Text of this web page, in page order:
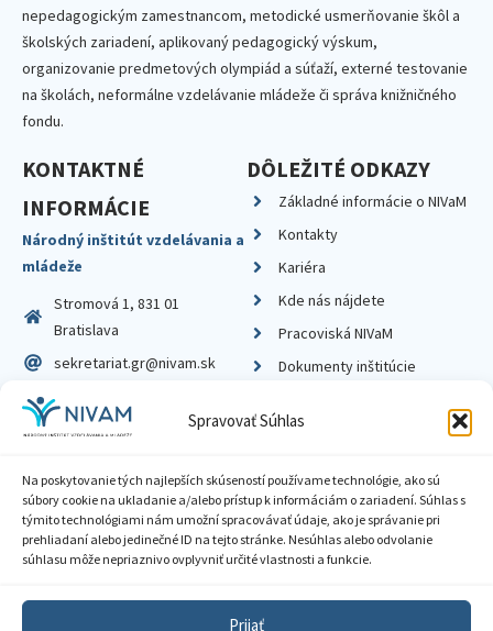
Spravovať Súhlas
Na poskytovanie tých najlepších skúseností používame technológie, ako sú
súbory cookie na ukladanie a/alebo prístup k informáciám o zariadení. Súhlas s
týmito technológiami nám umožní spracovávať údaje, ako je správanie pri
prehliadaní alebo jedinečné ID na tejto stránke. Nesúhlas alebo odvolanie
súhlasu môže nepriaznivo ovplyvniť určité vlastnosti a funkcie.
Prijať
nepedagogickým zamestnancom, metodické usmerňovanie škôl a
školských zariadení, aplikovaný pedagogický výskum,
organizovanie predmetových olympiád a súťaží, externé testovanie
na školách, neformálne vzdelávanie mládeže či správa knižničného
fondu.
KONTAKTNÉ
INFORMÁCIE
Národný inštitút vzdelávania a
mládeže
Stromová 1, 831 01
Bratislava
sekretariat.gr@nivam.sk
IČO: 00164348
DIČ: 2020798714
DÔLEŽITÉ ODKAZY
Základné informácie o NIVaM
Kontakty
Kariéra
Kde nás nájdete
Pracoviská NIVaM
Dokumenty inštitúcie
Zásady ochrany súkromia